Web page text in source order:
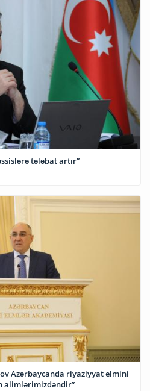
tələbat artır”
Azərbaycanda riyaziyyat elmini
alimlərimizdəndir”